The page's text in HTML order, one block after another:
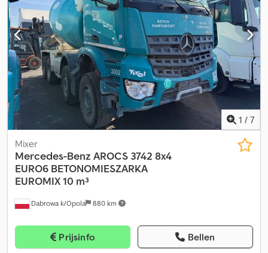
1 / 7
Dabrowa k/Opola 880 km
Mixer
Mercedes-Benz AROCS 3742 8x4
EURO6 BETONOMIESZARKA
EUROMIX 10 m³
Prijsinfo Bellen